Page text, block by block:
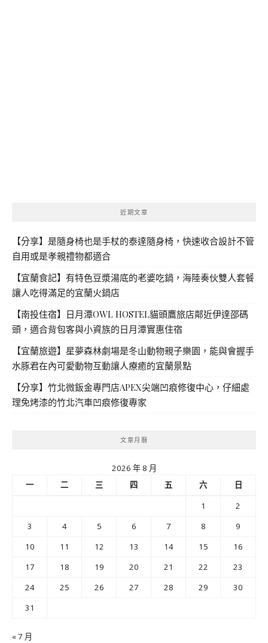
近期文章
【分享】是隨身椅也是手杖的泰達隨身椅，快速收合設計不管
自用或是孝親禮物都適合
【宜蘭食記】有特色豆漿湯底的老婆吃鍋，海陸奏伙雙人套餐
讓人吃得滿足的宜蘭火鍋店
【南投住宿】日月潭OWL HOSTEL貓頭鷹旅店鄰近伊達邵碼
頭，適合背包客與小資族的日月潭實惠住宿
【宜蘭旅遊】星夢森林劇場是冬山動物親子樂園，能與會握手
水豚君在內可愛動物互動讓人療癒的宜蘭景點
【分享】竹北微鈑金專門店APEX尖端凹痕修復中心，仔細處
理免烤漆的竹北汽車凹痕修復專家
文章月曆
2026 年 8 月
一
二 三 四 五 六
日
1
2
3
4 5 6 7 8
9
10
11 12 13 14 15
16
17
18 19 20 21 22
23
24
25 26 27 28 29
30
31
« 7 月